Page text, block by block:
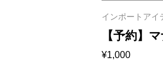
インポートアイ
【予約
¥1,000